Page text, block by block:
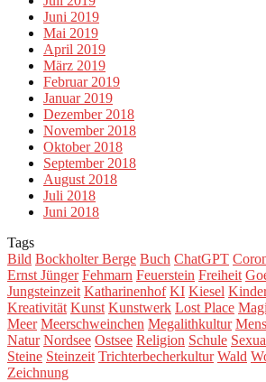
Juni 2019
Mai 2019
April 2019
März 2019
Februar 2019
Januar 2019
Dezember 2018
November 2018
Oktober 2018
September 2018
August 2018
Juli 2018
Juni 2018
Tags
Bild Bockholter Berge Buch ChatGPT
Ernst Jünger Fehmarn Feuerstein Freiheit
Jungsteinzeit Katharinenhof KI Kiesel
Kreativität Kunst Kunstwerk Lost Place
Meer Meerschweinchen Megalithkultur
Natur Nordsee Ostsee Religion Schule
Steine Steinzeit Trichterbecherkultur Wald
Zeichnung